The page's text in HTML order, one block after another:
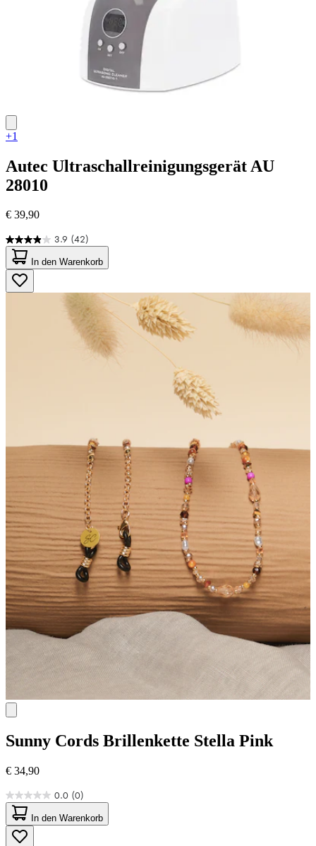
+1
Autec Ultraschallreinigungsgerät AU
28010
€ 39,90
3.9 (42)
3.9
von
5
Sternen.
42
Bewertungen
In den Warenkorb
Sunny Cords Brillenkette Stella Pink
€ 34,90
0.0 (0)
0.0
von
5
Sternen.
In den Warenkorb